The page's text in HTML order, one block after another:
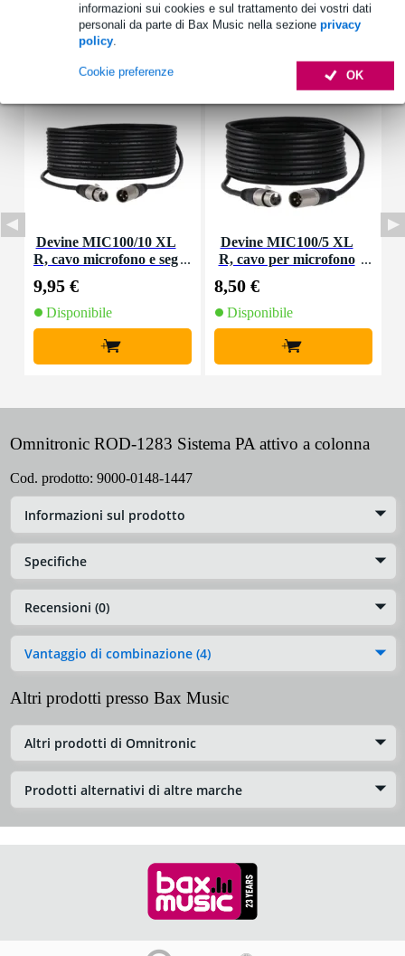
informazioni sui cookies e sul trattamento dei vostri dati
personali da parte di Bax Music nella sezione privacy
policy.
OK
Cookie preferenze
Accessori (12)
Devine MIC100/10 XL
R, cavo microfono e seg
9,95 €
Disponibile
+
Devine MIC100/5 XL
R, cavo per microfono
8,50 €
Disponibile
+
Omnitronic ROD-1283 Sistema PA attivo a colonna
Cod. prodotto: 9000-0148-1447
Informazioni sul prodotto
Specifiche
Recensioni (0)
Vantaggio di combinazione (4)
Altri prodotti presso Bax Music
Altri prodotti di Omnitronic
Prodotti alternativi di altre marche